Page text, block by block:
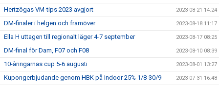
Hertzögas VM-tips 2023 avgjort 2023-08-21 14:24
DM-finaler i helgen och framöver 2023-08-18 11:17
Ella H uttagen till regionalt läger 4-7 september 2023-08-17 08:25
DM-final för Dam, F07 och F08 2023-08-10 08:39
10-åringarnas cup 5-6 augusti 2023-08-01 13:27
Kupongerbjudande genom HBK på Indoor 25% 1/8-30/9 2023-07-31 16:48